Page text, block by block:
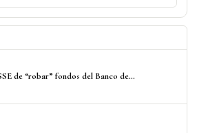
de “robar” fondos del Banco de…